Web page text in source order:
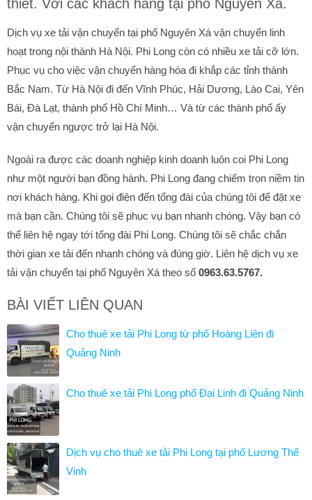
thiết. Với các khách hàng tại phố Nguyên Xá.
Dịch vụ xe tải vận chuyển tại phố Nguyên Xá vận chuyển linh
hoạt trong nội thành Hà Nội. Phi Long còn có nhiều xe tải cỡ lớn.
Phục vụ cho việc vận chuyển hàng hóa đi khắp các tỉnh thành
Bắc Nam. Từ Hà Nội đi đến Vĩnh Phúc, Hải Dương, Lào Cai, Yên
Bái, Đà Lạt, thành phố Hồ Chí Minh… Và từ các thành phố ấy
vận chuyển ngược trở lại Hà Nội.
Ngoài ra được các doanh nghiệp kinh doanh luôn coi Phi Long
như một người bạn đồng hành. Phi Long đang chiếm trọn niềm tin
nơi khách hàng. Khi gọi điện đến tổng đài của chúng tôi để đặt xe
mà bạn cần. Chúng tôi sẽ phục vụ bạn nhanh chóng. Vậy bạn có
thể liên hệ ngay tới tổng đài Phi Long. Chúng tôi sẽ chắc chắn
thời gian xe tải đến nhanh chóng và đúng giờ. Liên hệ dịch vụ xe
tải vận chuyển tại phố Nguyên Xá theo số 0963.63.5767.
BÀI VIẾT LIÊN QUAN
Cho thuê xe tải Phi Long từ phố Hoàng Liên đi
Quảng Ninh
Cho thuê xe tải Phi Long phố Đại Linh đi Quảng Ninh
Dịch vụ cho thuê xe tải Phi Long tại phố Lương Thế
Vinh